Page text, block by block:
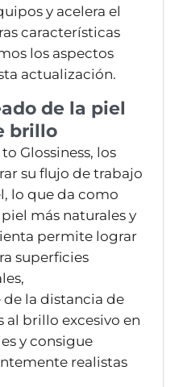
y acelera el
características
los aspectos
actualización.
de la piel
brillo
Glossiness, los
su flujo de trabajo
lo que da como
más naturales y
permite lograr
superficies
la distancia de
al brillo excesivo en
y consigue
realistas